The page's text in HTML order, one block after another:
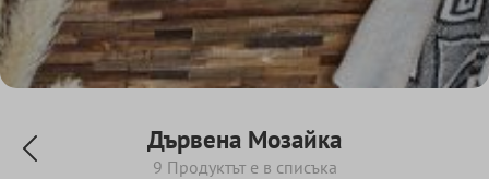
Дървена Мозайка
9 Продуктът е в списъка